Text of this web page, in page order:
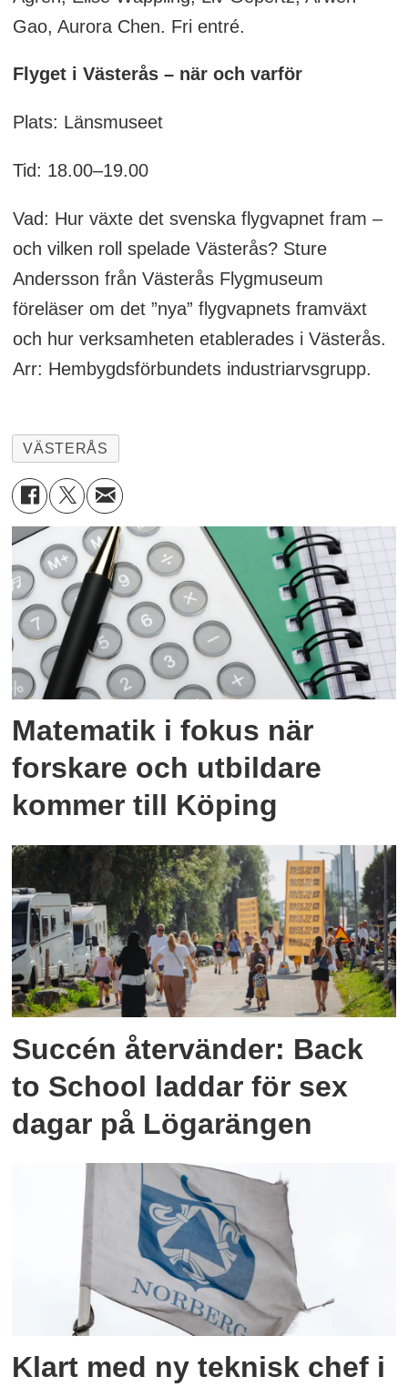
Gao, Aurora Chen. Fri entré.
Flyget i Västerås – när och varför
Plats: Länsmuseet
Tid: 18.00–19.00
Vad: Hur växte det svenska flygvapnet fram –
och vilken roll spelade Västerås? Sture
Andersson från Västerås Flygmuseum
föreläser om det ”nya” flygvapnets framväxt
och hur verksamheten etablerades i Västerås.
Arr: Hembygdsförbundets industriarvsgrupp.
VÄSTERÅS
Matematik i fokus när
forskare och utbildare
kommer till Köping
Succén återvänder: Back
to School laddar för sex
dagar på Lögarängen
Klart med ny teknisk chef i